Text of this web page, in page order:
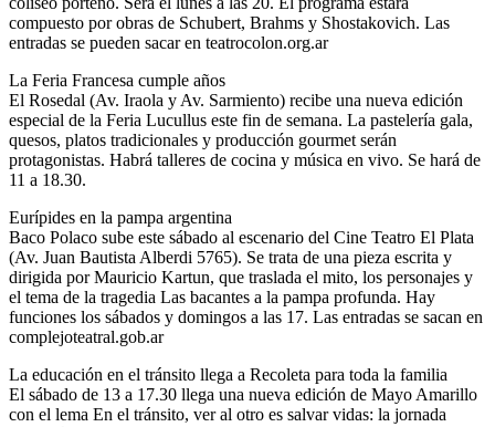
compuesto por obras de Schubert, Brahms y Shostakovich. Las
entradas se pueden sacar en teatrocolon.org.ar
La Feria Francesa cumple años
El Rosedal (Av. Iraola y Av. Sarmiento) recibe una nueva edición
especial de la Feria Lucullus este fin de semana. La pastelería gala,
quesos, platos tradicionales y producción gourmet serán
protagonistas. Habrá talleres de cocina y música en vivo. Se hará de
11 a 18.30.
Eurípides en la pampa argentina
Baco Polaco sube este sábado al escenario del Cine Teatro El Plata
(Av. Juan Bautista Alberdi 5765). Se trata de una pieza escrita y
dirigida por Mauricio Kartun, que traslada el mito, los personajes y
el tema de la tragedia Las bacantes a la pampa profunda. Hay
funciones los sábados y domingos a las 17. Las entradas se sacan en
complejoteatral.gob.ar
La educación en el tránsito llega a Recoleta para toda la familia
El sábado de 13 a 17.30 llega una nueva edición de Mayo Amarillo
con el lema En el tránsito, ver al otro es salvar vidas: la jornada